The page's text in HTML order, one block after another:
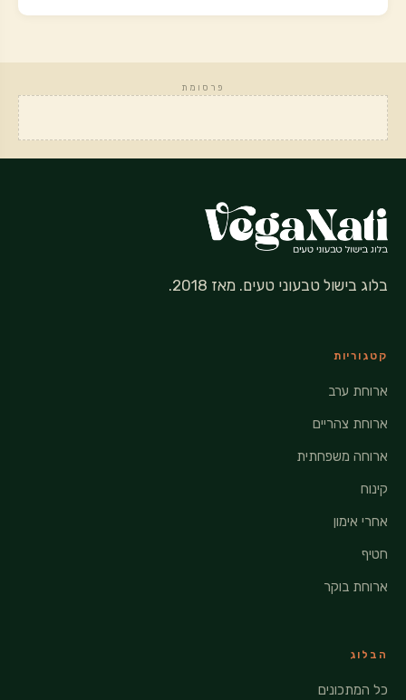
פרסומת
בלוג בישול טבעוני טעים. מאז 2018.
קטגוריות
ארוחת ערב
ארוחת צהריים
ארוחה משפחתית
קינוח
אחרי אימון
חטיף
ארוחת בוקר
הבלוג
כל המתכונים